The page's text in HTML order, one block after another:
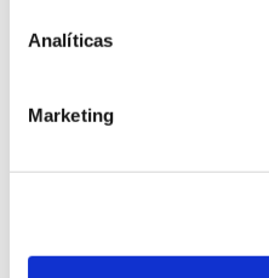
Analíticas
Marketing